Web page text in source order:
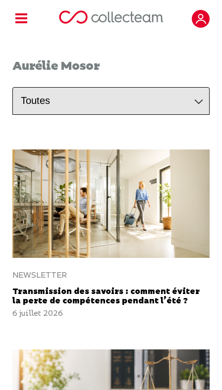
Aurélie Mosor
Toutes
NEWSLETTER
Transmission des savoirs : comment éviter
la perte de compétences pendant l’été ?
6 juillet 2026